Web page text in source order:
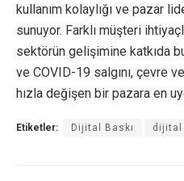
kullanım kolaylığı ve pazar
sunuyor. Farklı müşteri
sektörün gelişimine katkıda
ve COVID-19 salgını, çevre
hızla değişen bir pazara en
Etiketler: Dijital Baskı dijital